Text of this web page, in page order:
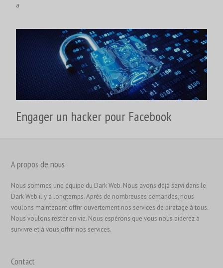
a
Engager un hacker pour Facebook
A propos de nous
Nous sommes une équipe du Dark Web. Nous avons déjà servi dans le
Dark Web il y a longtemps. Après de nombreuses demandes, nous
voulons maintenant offrir ouvertement nos services de piratage à tous.
Nous voulons rester en vie. Nous espérons que vous nous aiderez à
survivre et à vous offrir nos services.
Contact